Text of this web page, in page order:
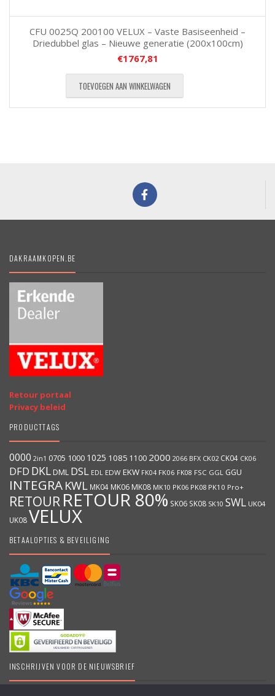
CFU 0025Q 200100 VELUX – Vaste Basiseenheid –
Driedubbel glas – Nieuwe generatie (200x100cm)
€1767,81
TOEVOEGEN AAN WINKELWAGEN
DAKRAAMKOPEN.BE
Retour portaal
Privacy beleid
PRODUCTTAGS
0000 2in1 0705 1000 1025 1085 1100 2000 2066 BFX CK02 CK04 CK06
DFD DKL DML DSL EDL EDW EKW FK04 FK06 FK08 FSC GGL GGU
INTEGRA KWL MK04 MK06 MK08 MK10 PK06 PK08 PK10 Pro+
RETOUR RETOUR 80% SK06 SK08 SK10 SWL UK04
UK08VELUX
BETAALOPTIES & BEVEILIGING
INSCHRIJVEN VOOR DE NIEUWSBRIEF